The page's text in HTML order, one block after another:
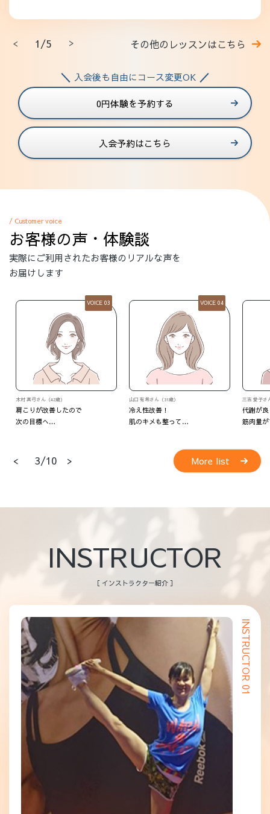
1/5 その他のレッスンはこちら
入会後も自由にコース変更OK
0円体験を予約する
入会予約はこちら
/ Customer voice
お客様の声・体験談
実際にご利用されたお客様のリアルな声を
お届けします
VOICE 04
山口 有希さん（31歳）
冷え性改善！
肌のキメも整って…
VOICE 05
三吉 愛子さん（37歳）
代謝が良くなって
筋肉量がアップ！
M・Oさん
いつの
4/10
< > More list
INSTRUCTOR
［ インストラクター紹介 ］
INSTRUCTOR 01